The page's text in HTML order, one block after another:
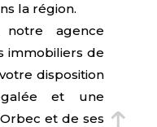
la région.
agence
immobiliers de
disposition
et une
et de ses